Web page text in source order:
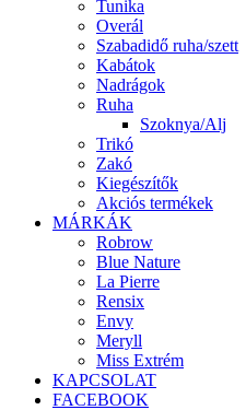
Tunika
Overál
Szabadidő ruha/szett
Kabátok
Nadrágok
Ruha
Szoknya/Alj
Trikó
Zakó
Kiegészítők
Akciós termékek
MÁRKÁK
Robrow
Blue Nature
La Pierre
Rensix
Envy
Meryll
Miss Extrém
KAPCSOLAT
FACEBOOK